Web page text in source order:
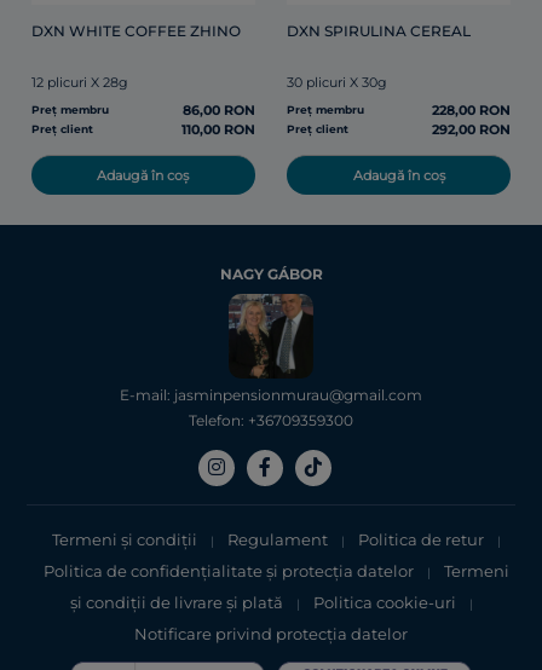
DXN WHITE COFFEE ZHINO
12 plicuri X 28g
Preț membru 86,00 RON
Preț client 110,00 RON
Adaugă în coș
DXN SPIRULINA CEREAL
30 plicuri X 30g
Preț membru 228,00 RON
Preț client 292,00 RON
Adaugă în coș
NAGY GÁBOR
E-mail: jasminpensionmurau@gmail.com
Telefon: +36709359300
Termeni și condiții | Regulament | Politica de retur |
Politica de confidențialitate şi protecţia datelor |
Termeni
şi condiții de livrare și plată
| Politica cookie-uri |
Notificare privind protecția datelor